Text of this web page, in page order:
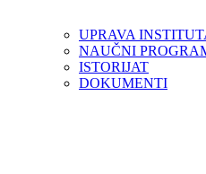
UPRAVA
NAUČNI
ISTORIJAT
DOKUMENTI